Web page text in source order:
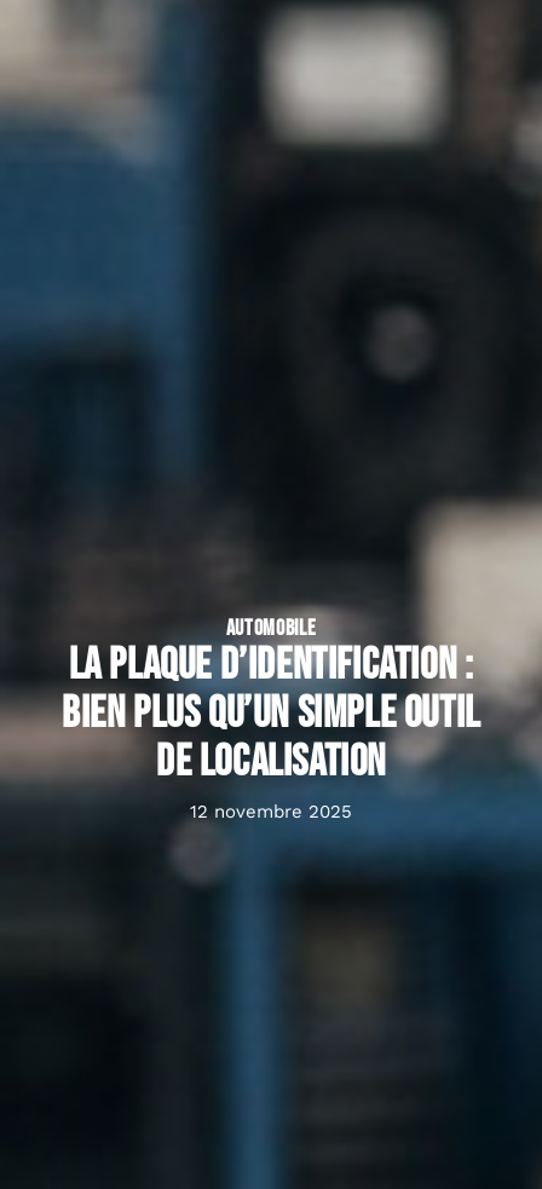
AUTOMOBILE
La plaque d’identification :
bien plus qu’un simple outil
de localisation
12 novembre 2025